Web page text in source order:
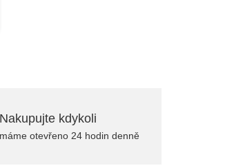
Nakupujte kdykoli
máme otevřeno 24 hodin denně